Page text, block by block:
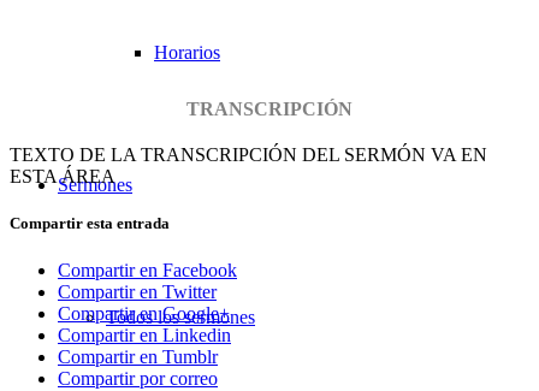
Horarios
Sermones
Todos los sermones
TRANSCRIPCIÓN
TEXTO DE LA TRANSCRIPCIÓN DEL SERMÓN VA EN
ESTA ÁREA
Compartir esta entrada
Compartir en Facebook
Compartir en Twitter
Compartir en Google+
Compartir en Linkedin
Compartir en Tumblr
Compartir por correo